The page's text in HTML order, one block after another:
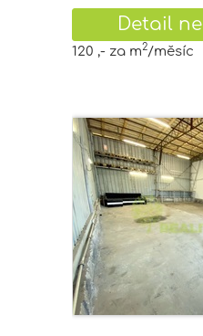
Detail
120 ,- za m2/měsíc